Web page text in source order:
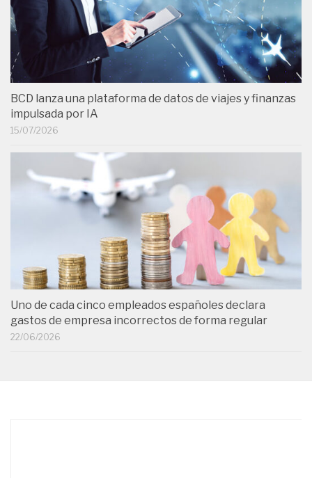
BCD lanza una plataforma de datos de viajes y finanzas
impulsada por IA
15/07/2026
Uno de cada cinco empleados españoles declara
gastos de empresa incorrectos de forma regular
22/06/2026